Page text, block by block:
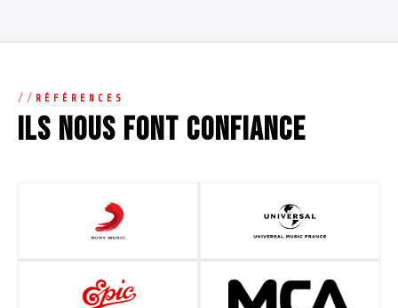
RÉFÉRENCES
Ils nous font confiance